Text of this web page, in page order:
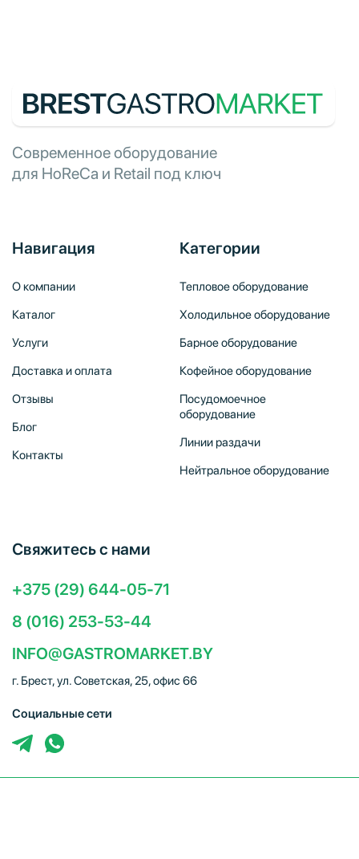
Современное оборудование
для HoReCa и Retail под ключ
Навигация
О компании
Каталог
Услуги
Доставка и оплата
Отзывы
Блог
Контакты
Категории
Тепловое оборудование
Холодильное оборудование
Барное оборудование
Кофейное оборудование
Посудомоечное
оборудование
Линии раздачи
Нейтральное оборудование
Свяжитесь с нами
+375 (29) 644-05-71
8 (016) 253-53-44
INFO@GASTROMARKET.BY
г. Брест, ул. Советская, 25, офис 66
Социальные сети